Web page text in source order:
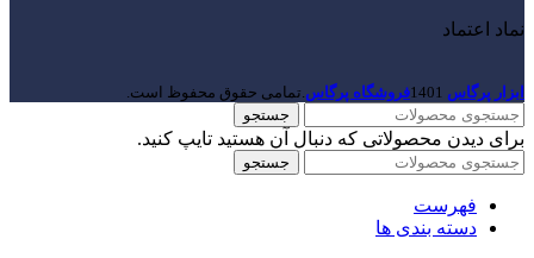
نماد اعتماد
ابزار پرگاس 1401فروشگاه پرگاس.تمامی حقوق محفوظ است.
جستجو
برای دیدن محصولاتی که دنبال آن هستید تایپ کنید.
جستجو
فهرست
دسته بندی ها